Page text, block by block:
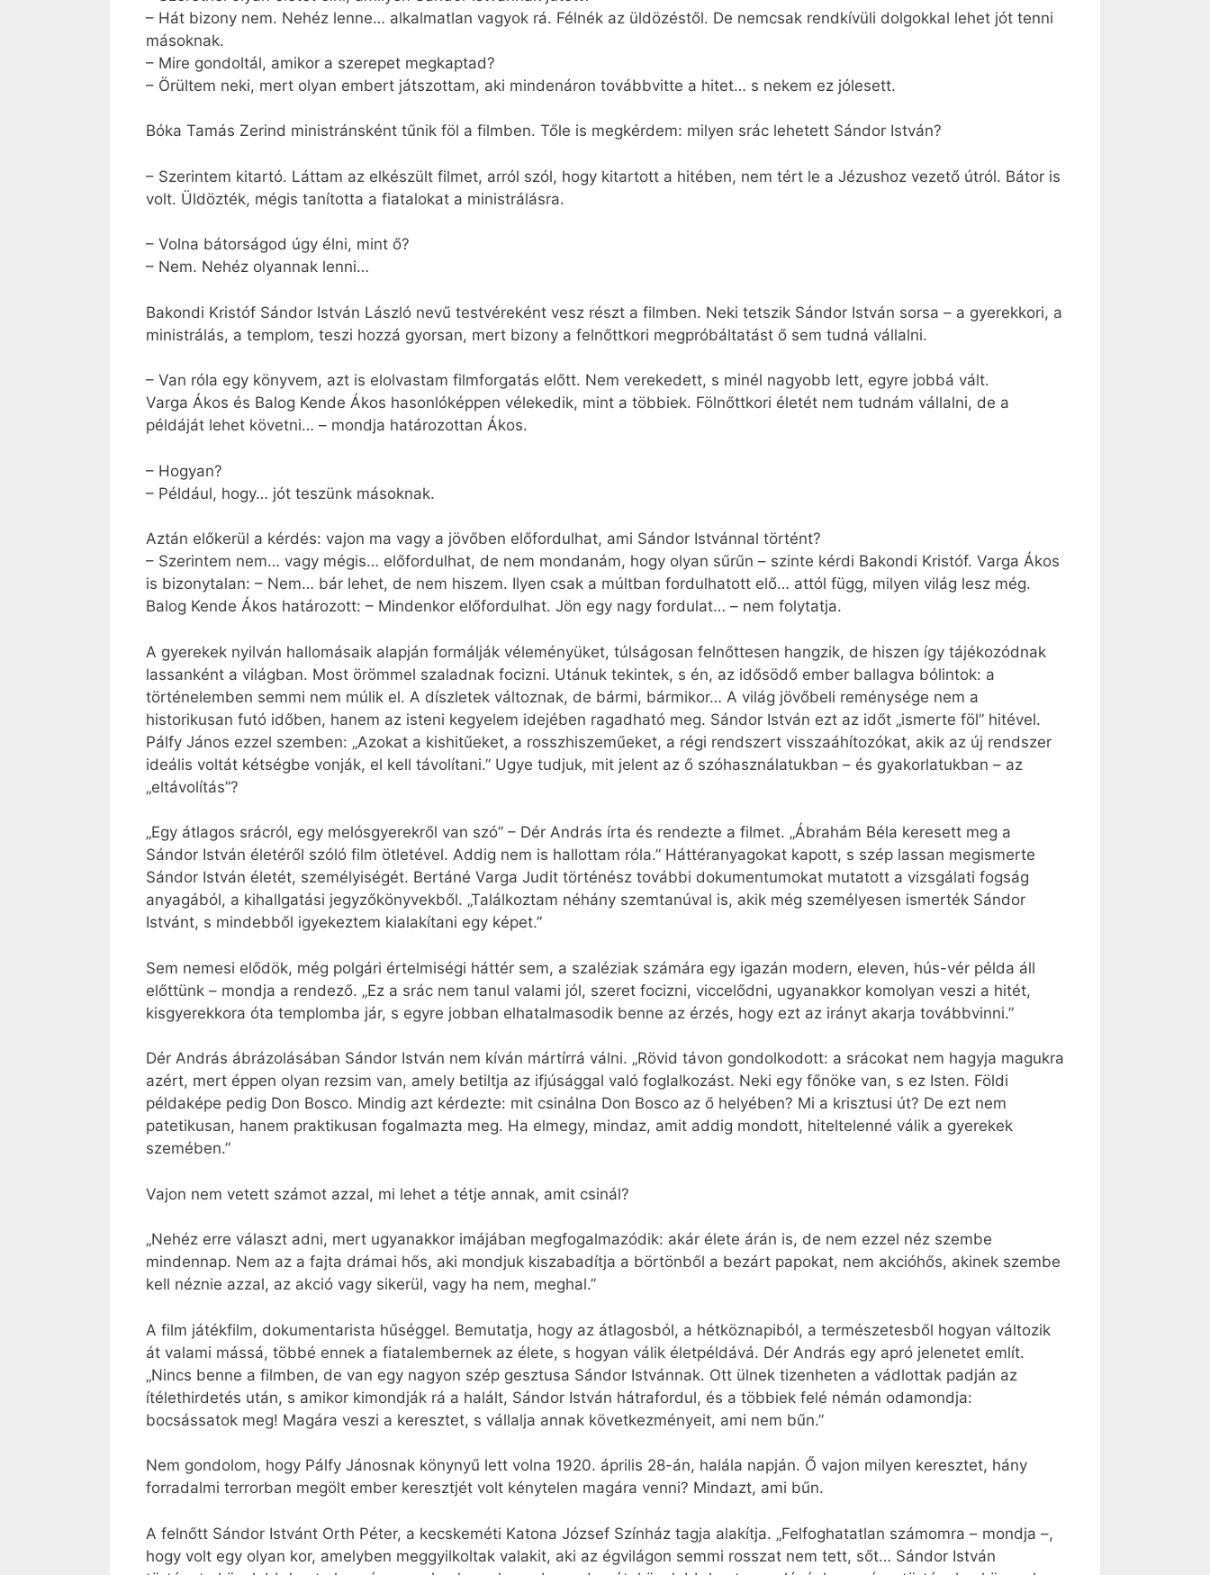
– Hát bizony nem. Nehéz lenne… alkalmatlan vagyok rá. Félnék az üldözéstől. De nemcsak rendkívüli dolgokkal lehet jót tenni
másoknak.
– Mire gondoltál, amikor a szerepet megkaptad?
– Örültem neki, mert olyan embert játszottam, aki mindenáron továbbvitte a hitet… s nekem ez jólesett.
Bóka Tamás Zerind ministránsként tűnik föl a filmben. Tőle is megkérdem: milyen srác lehetett Sándor István?
– Szerintem kitartó. Láttam az elkészült filmet, arról szól, hogy kitartott a hitében, nem tért le a Jézushoz vezető útról. Bátor is
volt. Üldözték, mégis tanította a fiatalokat a ministrálásra.
– Volna bátorságod úgy élni, mint ő?
– Nem. Nehéz olyannak lenni…
Bakondi Kristóf Sándor István László nevű testvéreként vesz részt a filmben. Neki tetszik Sándor István sorsa – a gyerekkori, a
ministrálás, a templom, teszi hozzá gyorsan, mert bizony a felnőttkori megpróbáltatást ő sem tudná vállalni.
– Van róla egy könyvem, azt is elolvastam filmforgatás előtt. Nem verekedett, s minél nagyobb lett, egyre jobbá vált.
Varga Ákos és Balog Kende Ákos hasonlóképpen vélekedik, mint a többiek. Fölnőttkori életét nem tudnám vállalni, de a
példáját lehet követni… – mondja határozottan Ákos.
– Hogyan?
– Például, hogy… jót teszünk másoknak.
Aztán előkerül a kérdés: vajon ma vagy a jövőben előfordulhat, ami Sándor Istvánnal történt?
– Szerintem nem… vagy mégis… előfordulhat, de nem mondanám, hogy olyan sűrűn – szinte kérdi Bakondi Kristóf. Varga Ákos
is bizonytalan: – Nem… bár lehet, de nem hiszem. Ilyen csak a múltban fordulhatott elő… attól függ, milyen világ lesz még.
Balog Kende Ákos határozott: – Mindenkor előfordulhat. Jön egy nagy fordulat… – nem folytatja.
A gyerekek nyilván hallomásaik alapján formálják véleményüket, túlságosan felnőttesen hangzik, de hiszen így tájékozódnak
lassanként a világban. Most örömmel szaladnak focizni. Utánuk tekintek, s én, az idősödő ember ballagva bólintok: a
történelemben semmi nem múlik el. A díszletek változnak, de bármi, bármikor… A világ jövőbeli reménysége nem a
historikusan futó időben, hanem az isteni kegyelem idejében ragadható meg. Sándor István ezt az időt „ismerte föl” hitével.
Pálfy János ezzel szemben: „Azokat a kishitűeket, a rosszhiszeműeket, a régi rendszert visszaáhítozókat, akik az új rendszer
ideális voltát kétségbe vonják, el kell távolítani.” Ugye tudjuk, mit jelent az ő szóhasználatukban – és gyakorlatukban – az
„eltávolítás”?
„Egy átlagos srácról, egy melósgyerekről van szó” – Dér András írta és rendezte a filmet. „Ábrahám Béla keresett meg a
Sándor István életéről szóló film ötletével. Addig nem is hallottam róla.” Háttéranyagokat kapott, s szép lassan megismerte
Sándor István életét, személyiségét. Bertáné Varga Judit történész további dokumentumokat mutatott a vizsgálati fogság
anyagából, a kihallgatási jegyzőkönyvekből. „Találkoztam néhány szemtanúval is, akik még személyesen ismerték Sándor
Istvánt, s mindebből igyekeztem kialakítani egy képet.”
Sem nemesi elődök, még polgári értelmiségi háttér sem, a szaléziak számára egy igazán modern, eleven, hús-vér példa áll
előttünk – mondja a rendező. „Ez a srác nem tanul valami jól, szeret focizni, viccelődni, ugyanakkor komolyan veszi a hitét,
kisgyerekkora óta templomba jár, s egyre jobban elhatalmasodik benne az érzés, hogy ezt az irányt akarja továbbvinni.”
Dér András ábrázolásában Sándor István nem kíván mártírrá válni. „Rövid távon gondolkodott: a srácokat nem hagyja magukra
azért, mert éppen olyan rezsim van, amely betiltja az ifjúsággal való foglalkozást. Neki egy főnöke van, s ez Isten. Földi
példaképe pedig Don Bosco. Mindig azt kérdezte: mit csinálna Don Bosco az ő helyében? Mi a krisztusi út? De ezt nem
patetikusan, hanem praktikusan fogalmazta meg. Ha elmegy, mindaz, amit addig mondott, hiteltelenné válik a gyerekek
szemében.”
Vajon nem vetett számot azzal, mi lehet a tétje annak, amit csinál?
„Nehéz erre választ adni, mert ugyanakkor imájában megfogalmazódik: akár élete árán is, de nem ezzel néz szembe
mindennap. Nem az a fajta drámai hős, aki mondjuk kiszabadítja a börtönből a bezárt papokat, nem akcióhős, akinek szembe
kell néznie azzal, az akció vagy sikerül, vagy ha nem, meghal.”
A film játékfilm, dokumentarista hűséggel. Bemutatja, hogy az átlagosból, a hétköznapiból, a természetesből hogyan változik
át valami mássá, többé ennek a fiatalembernek az élete, s hogyan válik életpéldává. Dér András egy apró jelenetet említ.
„Nincs benne a filmben, de van egy nagyon szép gesztusa Sándor Istvánnak. Ott ülnek tizenheten a vádlottak padján az
ítélethirdetés után, s amikor kimondják rá a halált, Sándor István hátrafordul, és a többiek felé némán odamondja:
bocsássatok meg! Magára veszi a keresztet, s vállalja annak következményeit, ami nem bűn.”
Nem gondolom, hogy Pálfy Jánosnak könynyű lett volna 1920. április 28-án, halála napján. Ő vajon milyen keresztet, hány
forradalmi terrorban megölt ember keresztjét volt kénytelen magára venni? Mindazt, ami bűn.
A felnőtt Sándor Istvánt Orth Péter, a kecskeméti Katona József Színház tagja alakítja. „Felfoghatatlan számomra – mondja –,
hogy volt egy olyan kor, amelyben meggyilkoltak valakit, aki az égvilágon semmi rosszat nem tett, sőt… Sándor István